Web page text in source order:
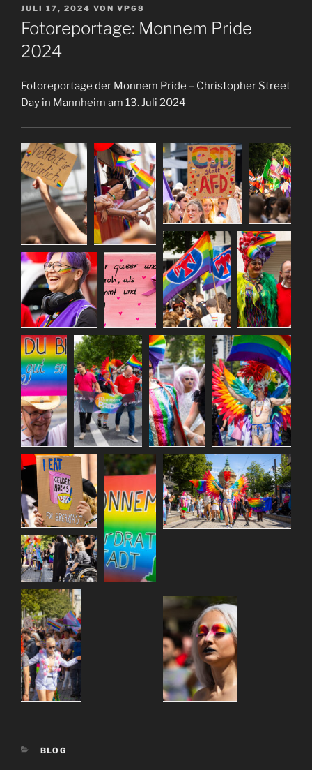
VERÖFFENTLICHT
AM
JULI 17, 2024 VON VP68
Fotoreportage: Monnem Pride
2024
Fotoreportage der Monnem Pride – Christopher Street
Day in Mannheim am 13. Juli 2024
KATEGORIEN
BLOG